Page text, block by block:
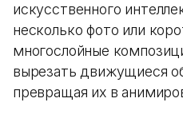
искусственного
несколько фото или
многослойные
вырезать движущиеся
превращая их в